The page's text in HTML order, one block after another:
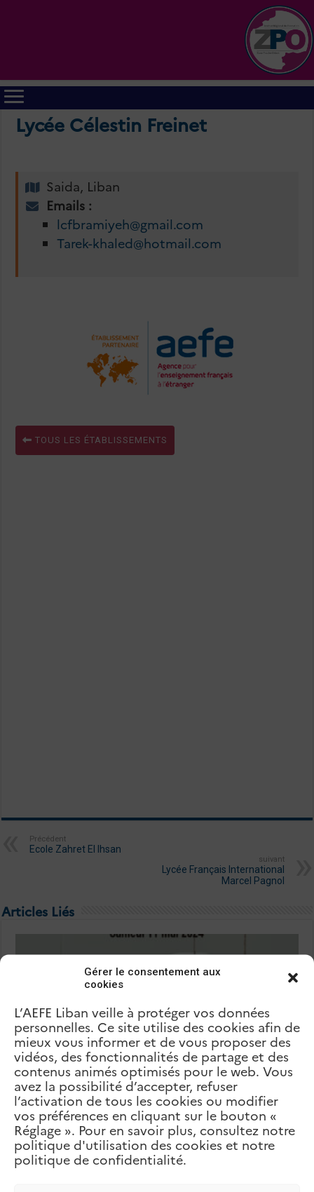
Gérer le consentement aux
cookies
L’AEFE Liban veille à protéger vos données
personnelles. Ce site utilise des cookies afin de
mieux vous informer et de vous proposer des
vidéos, des fonctionnalités de partage et des
contenus animés optimisés pour le web. Vous
avez la possibilité d’accepter, refuser
l’activation de tous les cookies ou modifier
vos préférences en cliquant sur le bouton «
Réglage ». Pour en savoir plus, consultez notre
politique d'utilisation des cookies et notre
politique de confidentialité.
Lycée Célestin Freinet
Saida, Liban
Emails :
lcfbramiyeh@gmail.com
Tarek-khaled@hotmail.com
TOUS LES ÉTABLISSEMENTS
Précédent
Ecole Zahret El Ihsan
suivant
Lycée Français International
Marcel Pagnol
Articles Liés
Festival Idéal